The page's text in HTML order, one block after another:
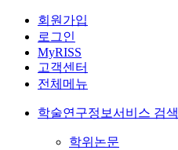
회원가입
로그인
MyRISS
고객센터
전체메뉴
학술연구정보서비스 검색
학위논문